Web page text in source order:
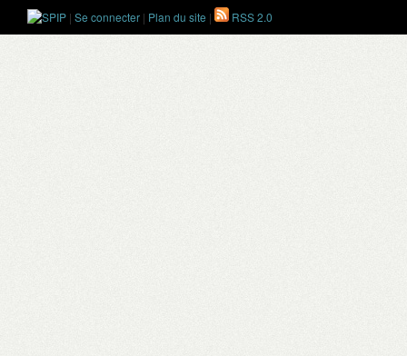
| Se connecter | Plan du site | RSS 2.0